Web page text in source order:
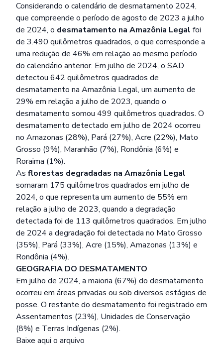
Considerando o calendário de desmatamento 2024,
que compreende o período de agosto de 2023 a julho
de 2024, o desmatamento na Amazônia Legal foi
de 3.490 quilômetros quadrados, o que corresponde a
uma redução de 46% em relação ao mesmo período
do calendário anterior. Em julho de 2024, o SAD
detectou 642 quilômetros quadrados de
desmatamento na Amazônia Legal, um aumento de
29% em relação a julho de 2023, quando o
desmatamento somou 499 quilômetros quadrados. O
desmatamento detectado em julho de 2024 ocorreu
no Amazonas (28%), Pará (27%), Acre (22%), Mato
Grosso (9%), Maranhão (7%), Rondônia (6%) e
Roraima (1%).
As florestas degradadas na Amazônia Legal
somaram 175 quilômetros quadrados em julho de
2024, o que representa um aumento de 55% em
relação a julho de 2023, quando a degradação
detectada foi de 113 quilômetros quadrados. Em julho
de 2024 a degradação foi detectada no Mato Grosso
(35%), Pará (33%), Acre (15%), Amazonas (13%) e
Rondônia (4%).
GEOGRAFIA DO DESMATAMENTO
Em julho de 2024, a maioria (67%) do desmatamento
ocorreu em áreas privadas ou sob diversos estágios de
posse. O restante do desmatamento foi registrado em
Assentamentos (23%), Unidades de Conservação
(8%) e Terras Indígenas (2%).
Baixe aqui o arquivo